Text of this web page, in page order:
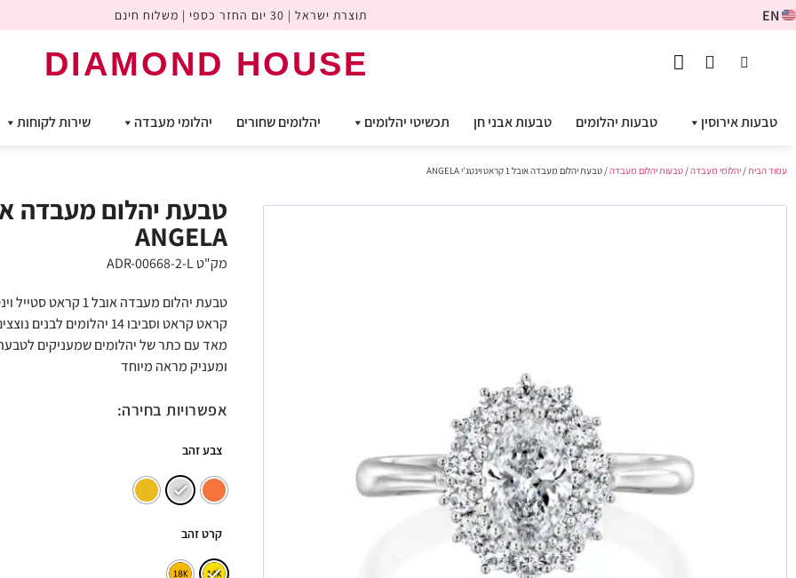
EN תוצרת ישראל | 30 יום החזר כספי | משלוח חינם
DIAMOND HOUSE
טבעות אירוסין טבעות יהלומים טבעות אבני חן תכשיטי יהלומים יהלומים שחורים יהלומי מעבדה שירות לקוחות
עמוד הבית/יהלומי מעבדה/טבעות יהלום מעבדה/ טבעת יהלום מעבדה אובל 1 קראט וינטג'י ANGELA
ANGELA
מק"ט ADR-00668-2-L
מאד עם כתר של יהלומים שמעניקים
ומעניק מראה מיוחד
אפשרויות בחירה:
צבע זהב
קרט זהב